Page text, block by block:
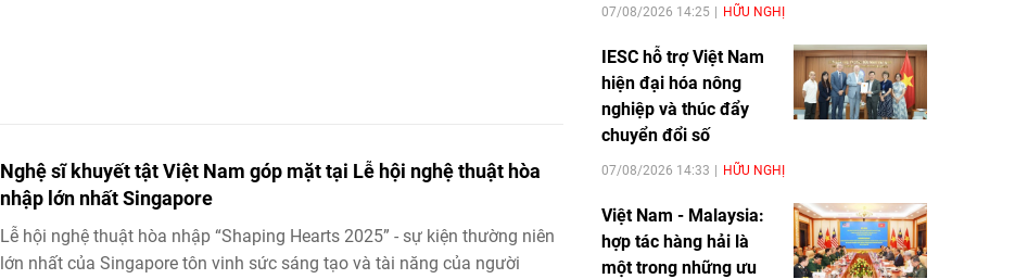
Nghệ sĩ khuyết tật Việt Nam góp mặt tại Lễ hội nghệ thuật hòa
nhập lớn nhất Singapore
Lễ hội nghệ thuật hòa nhập “Shaping Hearts 2025” - sự kiện thường niên
lớn nhất của Singapore tôn vinh sức sáng tạo và tài năng của người
07/08/2026 14:25 HỮU NGHỊ
IESC hỗ trợ Việt Nam
hiện đại hóa nông
nghiệp và thúc đẩy
chuyển đổi số
07/08/2026 14:33 HỮU NGHỊ
Việt Nam - Malaysia:
hợp tác hàng hải là
một trong những ưu